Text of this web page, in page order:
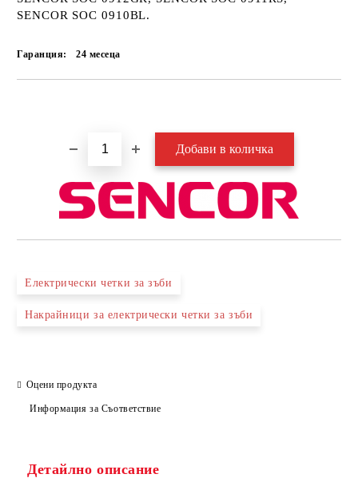
SENCOR SOC 0910BL.
Гаранция: 24 месеца
Електрически четки за зъби
Накрайници за електрически четки за зъби
Оцени продукта
Информация за Съответствие
Детайлно описание